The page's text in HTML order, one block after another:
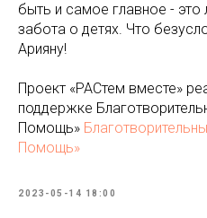
быть и самое главное -
забота о детях. Что
Арияну!
Проект «РАСтем вместе»
поддержке
Помощь»
Помощь»
2023-05-14 18:00